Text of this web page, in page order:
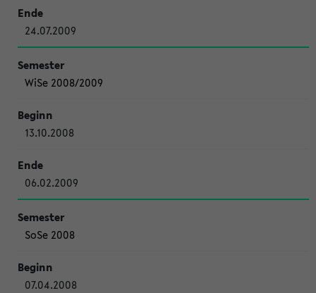
24.07.2009
WiSe 2008/2009
13.10.2008
06.02.2009
SoSe 2008
07.04.2008